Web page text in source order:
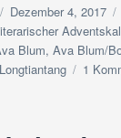
Veröffentlicht
am
Dezember 4, 2017
Blum,Ava Blum/
Longtiantang 1